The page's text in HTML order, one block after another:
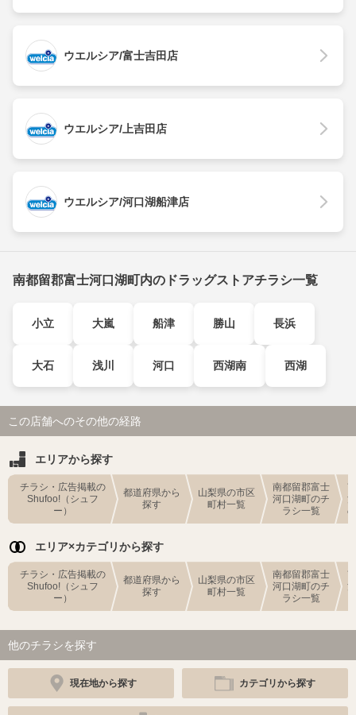
ウエルシア/富士吉田店
ウエルシア/上吉田店
ウエルシア/河口湖船津店
南都留郡富士河口湖町内のドラッグストアチラシ一覧
小立 大嵐 船津 勝山 長浜
大石 浅川 河口 西湖南 西湖
この店舗へのその他の経路
エリアから探す
チラシ・広告掲載の
Shufoo!（シュフ
ー）
都道府県から
探す
山梨県の市区
町村一覧
南都留郡富士
河口湖町のチ
ラシ一覧
エリア×カテゴリから探す
チラシ・広告掲載の
Shufoo!（シュフ
ー）
都道府県から
探す
山梨県の市区
町村一覧
南都留郡富士
河口湖町のチ
ラシ一覧
他のチラシを探す
現在地から探す カテゴリから探す